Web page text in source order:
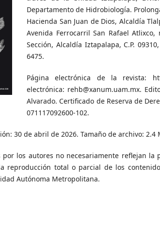
Departamento de Hidrobiología.
Hacienda San Juan de Dios, Alcaldía
Avenida Ferrocarril San Rafael
Sección, Alcaldía Iztapalapa, C.P.
6475.
Página electrónica de la revista:
electrónica: rehb@xanum.uam.mx.
Alvarado. Certificado de Reserva de
071117092600-102.
30 de abril de 2026. Tamaño de archivo: 2.4
por los autores no necesariamente reflejan
reproducción total o parcial de los
Autónoma Metropolitana.